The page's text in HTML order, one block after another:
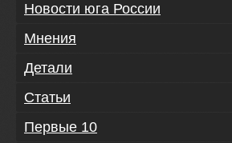
Новости юга России
Мнения
Детали
Статьи
Первые 10